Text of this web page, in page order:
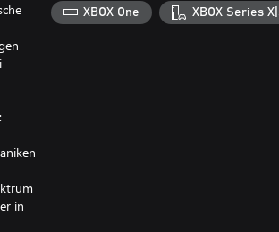
in
XBOX One XBOX Series